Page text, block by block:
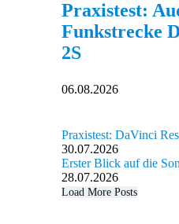
Praxistest:
Funkstrecke
2S
06.08.2026
Praxistest: DaVinci
30.07.2026
Erster Blick auf die
28.07.2026
Load More Posts